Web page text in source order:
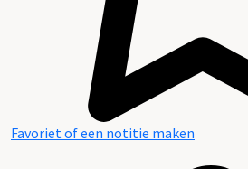
Favoriet of een notitie maken